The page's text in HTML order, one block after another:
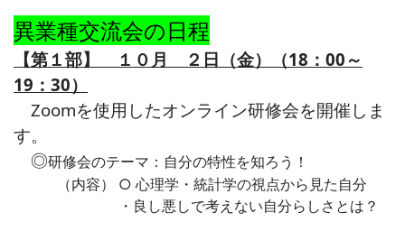
異業種交流会の日程
【第１部】 １０月 ２日（金）（18：00～
19：30）
Zoomを使用したオンライン研修会を開催しま
す。
◎研修会のテーマ：自分の特性を知ろう！
（内容） ○ 心理学・統計学の視点から見た自分
・良し悪しで考えない自分らしさとは？